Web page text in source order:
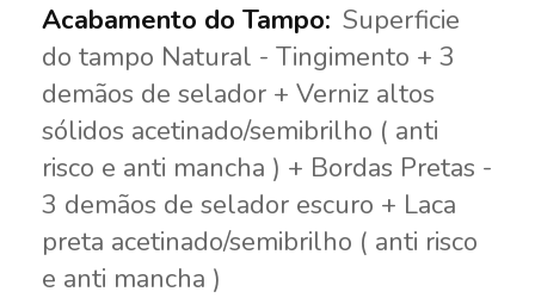
Superficie
do tampo Natural - Tingimento + 3
demãos de selador + Verniz altos
sólidos acetinado/semibrilho ( anti
risco e anti mancha ) + Bordas Pretas -
3 demãos de selador escuro + Laca
preta acetinado/semibrilho ( anti risco
e anti mancha )